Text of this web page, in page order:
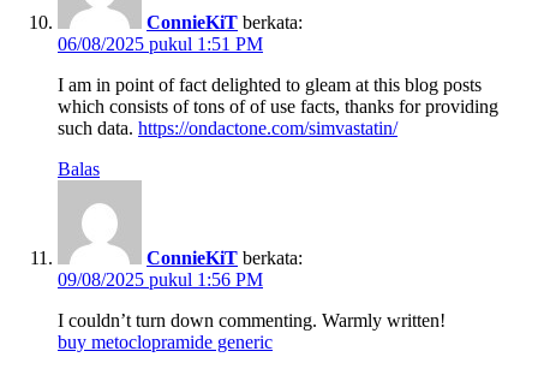
ConnieKiT berkata:
06/08/2025 pukul 1:51 PM
I am in point of fact delighted to gleam at this blog posts
which consists of tons of of use facts, thanks for providing
such data. https://ondactone.com/simvastatin/
Balas
ConnieKiT berkata:
09/08/2025 pukul 1:56 PM
I couldn’t turn down commenting. Warmly written!
buy metoclopramide generic